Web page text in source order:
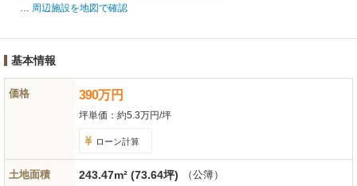
周辺施設を地図で確認
基本情報
価格 390万円
坪単価： 約5.3万円/坪
ローン計算
土地面積 243.47m² (73.64坪) （公簿）